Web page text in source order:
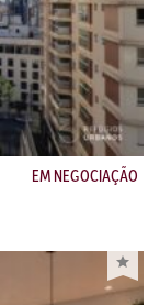
EM NEGOCIAÇÃO